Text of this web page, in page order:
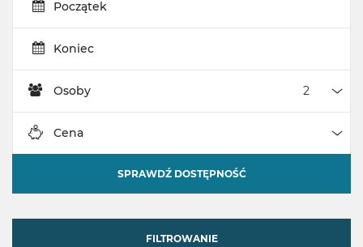
Początek
Koniec
Osoby
Cena
SPRAWDŹ DOSTĘPNOŚĆ
FILTROWANIE